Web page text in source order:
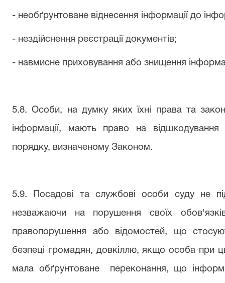
- необґрунтоване віднесення інформації до
- нездійснення реєстрації документів;
- навмисне приховування або знищення
5.8. Особи, на думку яких їхні права та
інформації, мають право на
порядку, визначеному Законом.
5.9. Посадові та службові особи суду не
незважаючи на порушення своїх
правопорушення або відомостей, що
безпеці громадян, довкіллю, якщо особа при
мала обґрунтоване переконання, що